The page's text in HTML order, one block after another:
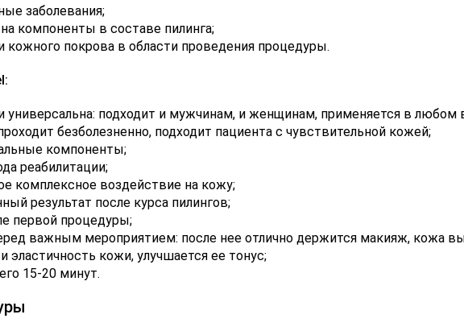
заболевания;
компоненты в составе пилинга;
кожного покрова в области проведения процедуры.
универсальна: подходит и мужчинам, и женщинам, применяется в любом
безболезненно, подходит пациента с чувствительной кожей;
компоненты;
реабилитации;
комплексное воздействие на кожу;
результат после курса пилингов;
первой процедуры;
важным мероприятием: после нее отлично держится макияж, кожа
эластичность кожи, улучшается ее тонус;
15-20 минут.